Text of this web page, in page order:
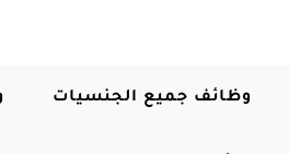
وظائف جميع الجنسيات